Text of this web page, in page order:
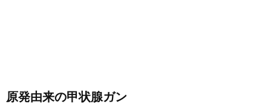
原発由来の甲状腺ガン